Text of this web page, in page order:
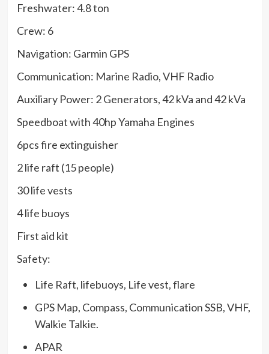
Freshwater: 4.8 ton
Crew: 6
Navigation: Garmin GPS
Communication: Marine Radio, VHF Radio
Auxiliary Power: 2 Generators, 42 kVa and 42 kVa
Speedboat with 40hp Yamaha Engines
6pcs fire extinguisher
2 life raft (15 people)
30 life vests
4 life buoys
First aid kit
Safety:
Life Raft, lifebuoys, Life vest, flare
GPS Map, Compass, Communication SSB, VHF,
Walkie Talkie.
APAR